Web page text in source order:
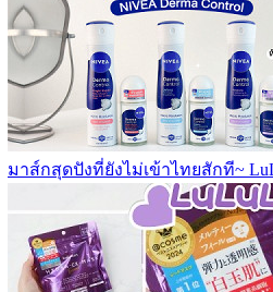
มาส์กสุดปังที่ยังไม่เข้าไทยสักที~